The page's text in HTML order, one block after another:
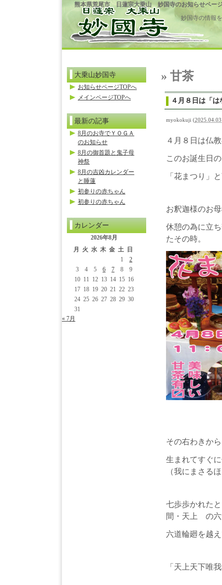
熊本県荒尾市 日蓮宗大乗山 妙国寺のお知らせペー
妙国寺の情報
» 甘茶
４月８日は「
myokokuji (
４月８日は仏
このお誕生日
「花まつり」
お釈迦様のお
休憩の為に立
たその時。
その右わきか
生まれてすぐ
（我にまさる
七歩歩かれた
間・天上 の
六道輪廻を越
「天上天下唯
大乗山妙国寺
お知らせページTOPへ
メインページTOPへ
最新の記事
8月のお寺でＹＯＧＡ
のお知らせ
8月の御首題と鬼子母
神祭
8月の吉凶カレンダー
と睡蓮
初参りの赤ちゃん
初参りの赤ちゃん
カレンダー
2026年8月
月
火 水 木 金 土
日
1
2
3
4 5 6 7 8
9
10 11 12 13 14 15 16
17 18 19 20 21 22 23
24 25 26 27 28 29 30
31
« 7月